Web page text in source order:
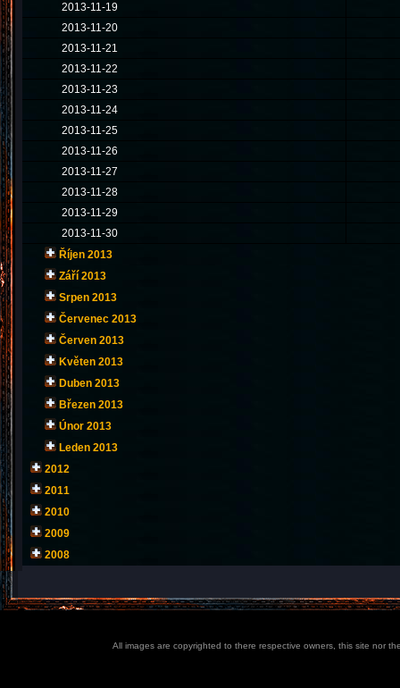
2013-11-19
2013-11-20
2013-11-21
2013-11-22
2013-11-23
2013-11-24
2013-11-25
2013-11-26
2013-11-27
2013-11-28
2013-11-29
2013-11-30
Říjen 2013
Září 2013
Srpen 2013
Červenec 2013
Červen 2013
Květen 2013
Duben 2013
Březen 2013
Únor 2013
Leden 2013
2012
2011
2010
2009
2008
All images are copyrighted to there respective owners, this site nor